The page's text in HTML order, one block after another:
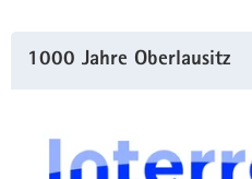
1000 Jahre Oberlausitz